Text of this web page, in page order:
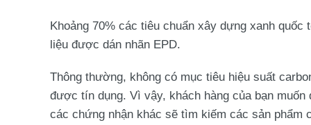
Khoảng 70% các tiêu chuẩn xây dựng xanh
liệu được dán nhãn EPD.
Thông thường, không có mục tiêu hiệu suất
được tín dụng. Vì vậy, khách hàng của bạn
các chứng nhận khác sẽ tìm kiếm các sản phẩm